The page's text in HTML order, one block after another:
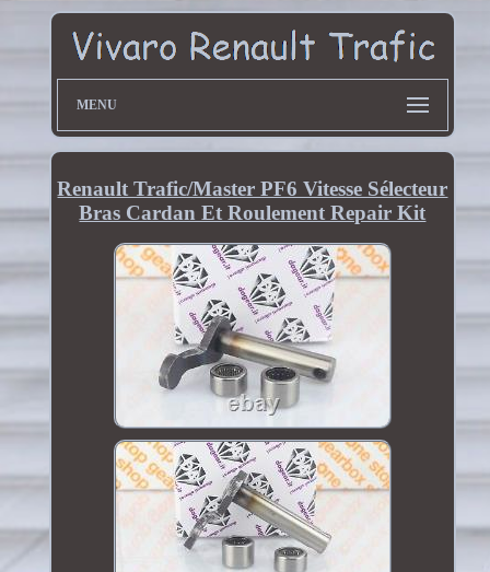
MENU
Renault Trafic/Master PF6 Vitesse Sélecteur
Bras Cardan Et Roulement Repair Kit